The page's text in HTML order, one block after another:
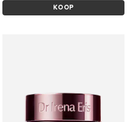
KOOP